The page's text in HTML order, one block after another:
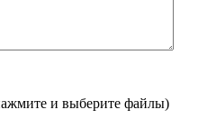
и выберите файлы)